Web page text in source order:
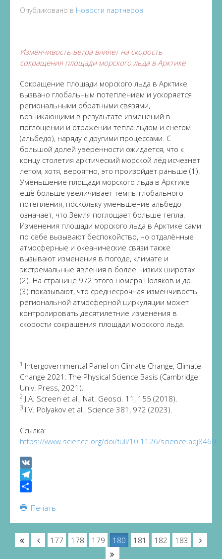
Опубликовано в Новости партнеров
Изменчивость ветра влияет на скорость
сокращения площади морского льда в Арктике
Сокращение площади морского льда в Арктике
вызвано глобальным потеплением и ускоряется
региональными обратными связями,
возникающими в результате изменений в
поглощении и отражении тепла льдом и снегом
(альбедо), наряду с другими процессами. С
большой долей уверенности ожидается, что к
концу столетия арктический морской лёд исчезнет
летом, хотя, вероятно, это произойдет раньше (1).
Уменьшение площади морского льда в Арктике
ещё больше увеличивает темпы глобального
потепления, поскольку уменьшение альбедо
означает, что Земля поглощает больше тепла.
Изменения площади морского льда в Арктике сами
по себе вызывают беспокойство, но отдалённые
атмосферные и океанические связи также
вызывают изменения в погоде, климате и
экстремальные явления в более низких широтах
(2). На странице 972 этого номера Поляков и др.
(3) показывают, что среднесрочная изменчивость
региональной атмосферной циркуляции может
контролировать десятилетние изменения в
скорости сокращения площади морского льда.
1 Intergovernmental Panel on Climate Change, Climate
Change 2021: The Physical Science Basis (Cambridge
Univ. Press, 2021).
2 J.A. Screen et al., Nat. Geosci. 11, 155 (2018).
3 I.V. Polyakov et al., Science 381, 972 (2023).
Ссылка:
https://www.science.org/doi/full/10.1126/science.adj8469
VK
Telegram
Печать
177 178 179 180 181 182 183